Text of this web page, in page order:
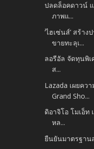
ปลดล็อคดาวน์
ภาพแ...
‘ไฮเซ่นส์’ สร้า
ขายทะลุเ...
ลอรีอัล จัดทุนพิเ
ส...
Lazada เผยคว
Grand Sho...
ดิอาจิโอ โมเอ็
หล...
ยืนยันมาตรฐาน